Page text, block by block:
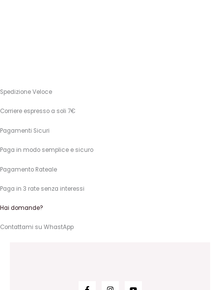
Spedizione Veloce
Corriere espresso a soli 7€
Pagamenti Sicuri
Paga in modo semplice e sicuro
Pagamento Rateale
Paga in 3 rate senza interessi
Hai domande?
Contattami su WhastApp